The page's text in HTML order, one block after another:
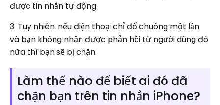
được tin nhắn tự động.
3. Tuy nhiên, nếu điện thoại chỉ đổ chuông một lần
và bạn không nhận được phản hồi từ người dùng đó
nữa thì bạn sẽ bị chặn.
Làm thế nào để biết ai đó đã
chặn bạn trên tin nhắn iPhone?